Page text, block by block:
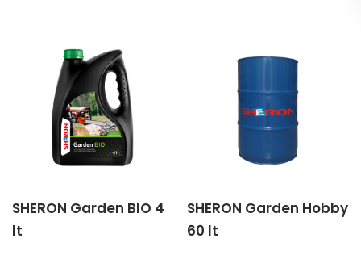
SHERON Garden BIO 4
lt
SHERON Garden Hobby
60 lt